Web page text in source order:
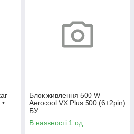
•
Блок живлення 500 W
Aerocool VX Plus 500 (6+2pin)
БУ
В наявності 1 од.